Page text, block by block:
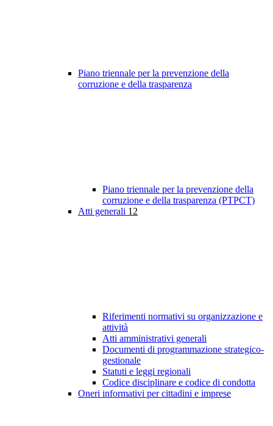
Piano triennale per la prevenzione della
corruzione e della trasparenza
Piano triennale per la prevenzione della
corruzione e della trasparenza (PTPCT)
Atti generali 12
Riferimenti normativi su organizzazione e
attività
Atti amministrativi generali
Documenti di programmazione strategico-
gestionale
Statuti e leggi regionali
Codice disciplinare e codice di condotta
Oneri informativi per cittadini e imprese